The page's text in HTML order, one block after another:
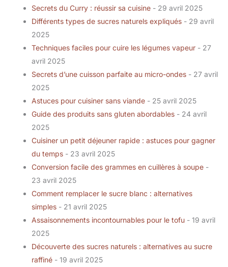
Secrets du Curry : réussir sa cuisine - 29 avril 2025
Différents types de sucres naturels expliqués - 29 avril
2025
Techniques faciles pour cuire les légumes vapeur - 27
avril 2025
Secrets d’une cuisson parfaite au micro-ondes - 27 avril
2025
Astuces pour cuisiner sans viande - 25 avril 2025
Guide des produits sans gluten abordables - 24 avril
2025
Cuisiner un petit déjeuner rapide : astuces pour gagner
du temps - 23 avril 2025
Conversion facile des grammes en cuillères à soupe -
23 avril 2025
Comment remplacer le sucre blanc : alternatives
simples - 21 avril 2025
Assaisonnements incontournables pour le tofu - 19 avril
2025
Découverte des sucres naturels : alternatives au sucre
raffiné - 19 avril 2025